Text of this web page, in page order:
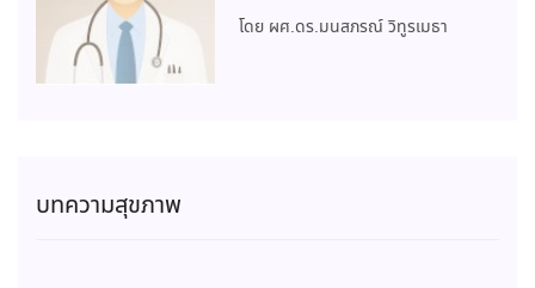
โดย ผศ.ดร.มนสภรณ์ วิทูรเมธา
บทความสุขภาพ